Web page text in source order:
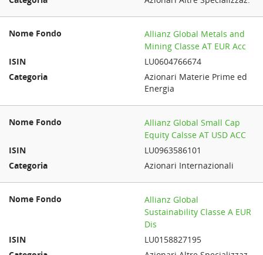
Allianz Global Metals and
Mining Classe AT EUR Acc
LU0604766674
Azionari Materie Prime ed
Energia
Allianz Global Small Cap
Equity Calsse AT USD ACC
LU0963586101
Azionari Internazionali
Allianz Global
Sustainability Classe A EUR
Dis
LU0158827195